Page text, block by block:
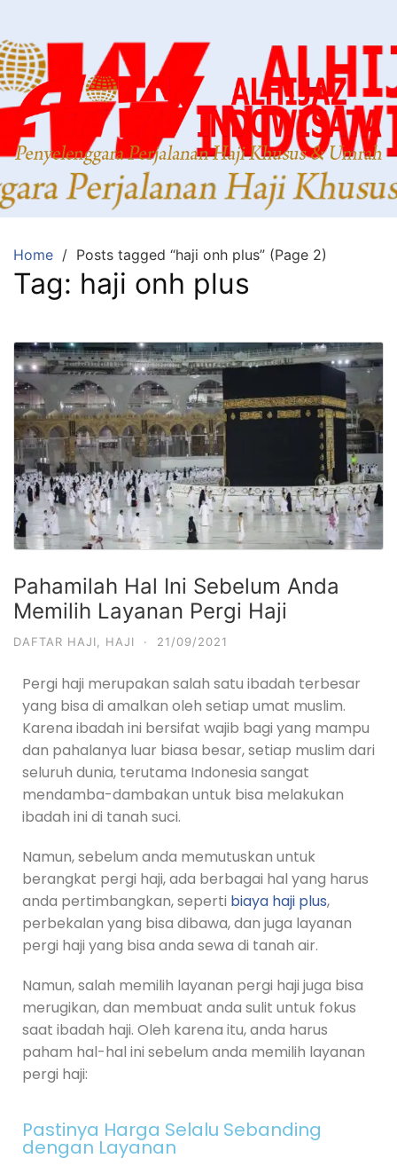
Home Posts tagged “haji onh plus” (Page 2)
Tag: haji onh plus
Pahamilah Hal Ini Sebelum Anda
Memilih Layanan Pergi Haji
DAFTAR HAJI HAJI · 21/09/2021
Pergi haji merupakan salah satu ibadah terbesar
yang bisa di amalkan oleh setiap umat muslim.
Karena ibadah ini bersifat wajib bagi yang mampu
dan pahalanya luar biasa besar, setiap muslim dari
seluruh dunia, terutama Indonesia sangat
mendamba-dambakan untuk bisa melakukan
ibadah ini di tanah suci.
Namun, sebelum anda memutuskan untuk
berangkat pergi haji, ada berbagai hal yang harus
anda pertimbangkan, seperti biaya haji plus,
perbekalan yang bisa dibawa, dan juga layanan
pergi haji yang bisa anda sewa di tanah air.
Namun, salah memilih layanan pergi haji juga bisa
merugikan, dan membuat anda sulit untuk fokus
saat ibadah haji. Oleh karena itu, anda harus
paham hal-hal ini sebelum anda memilih layanan
pergi haji:
Pastinya Harga Selalu Sebanding
dengan Layanan